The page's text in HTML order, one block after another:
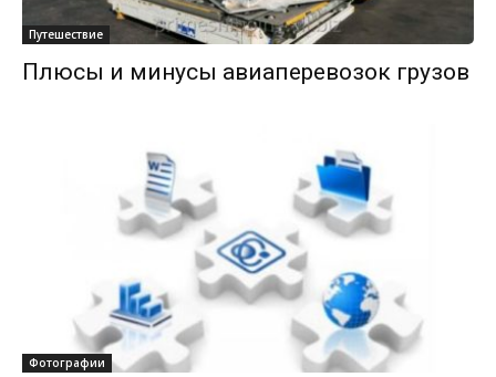
Путешествие
Плюсы и минусы авиаперевозок грузов
Фотографии